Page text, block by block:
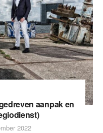
aanpak en
2022